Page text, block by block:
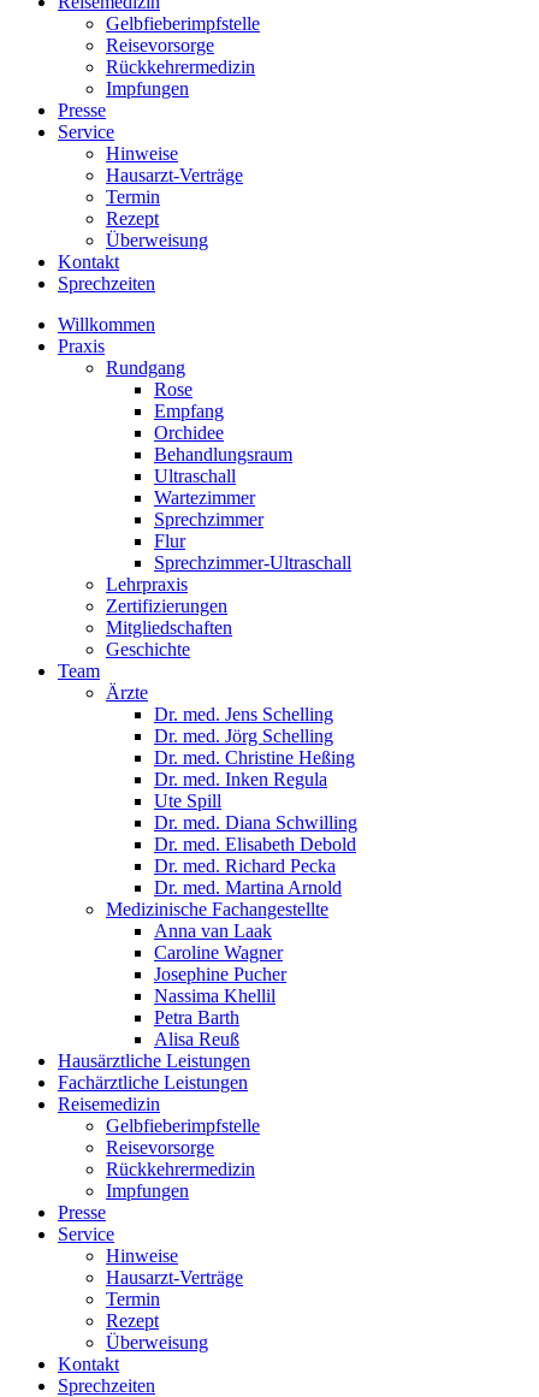
Gelbfieberimpfstelle
Reisevorsorge
Rückkehrermedizin
Impfungen
Presse
Service
Hinweise
Hausarzt-Verträge
Termin
Rezept
Überweisung
Kontakt
Sprechzeiten
Willkommen
Praxis
Rundgang
Rose
Empfang
Orchidee
Behandlungsraum
Ultraschall
Wartezimmer
Sprechzimmer
Flur
Sprechzimmer-Ultraschall
Lehrpraxis
Zertifizierungen
Mitgliedschaften
Geschichte
Team
Ärzte
Dr. med. Jens Schelling
Dr. med. Jörg Schelling
Dr. med. Christine Heßing
Dr. med. Inken Regula
Ute Spill
Dr. med. Diana Schwilling
Dr. med. Elisabeth Debold
Dr. med. Richard Pecka
Dr. med. Martina Arnold
Medizinische Fachangestellte
Anna van Laak
Caroline Wagner
Josephine Pucher
Nassima Khellil
Petra Barth
Alisa Reuß
Hausärztliche Leistungen
Fachärztliche Leistungen
Reisemedizin
Gelbfieberimpfstelle
Reisevorsorge
Rückkehrermedizin
Impfungen
Presse
Service
Hinweise
Hausarzt-Verträge
Termin
Rezept
Überweisung
Kontakt
Sprechzeiten